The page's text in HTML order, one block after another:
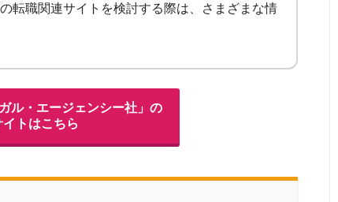
転職関連サイトを検討する際は、さまざまな情
ル・エージェンシー社」の
トはこちら